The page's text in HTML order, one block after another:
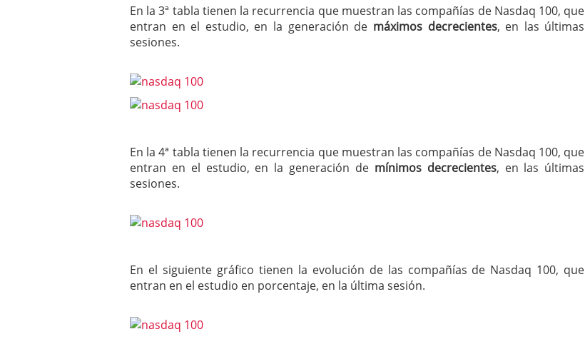
En la 3ª tabla tienen la recurrencia que muestran las compañías de Nasdaq 100, que
entran en el estudio, en la generación de máximos decrecientes, en las últimas
sesiones.
En la 4ª tabla tienen la recurrencia que muestran las compañías de Nasdaq 100, que
entran en el estudio, en la generación de mínimos decrecientes, en las últimas
sesiones.
En el siguiente gráfico tienen la evolución de las compañías de Nasdaq 100, que
entran en el estudio en porcentaje, en la última sesión.